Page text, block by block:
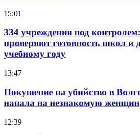
15:01
334 учреждения под
проверяют готовность школ и
учебному году
13:47
Покушение на убийство в
напала на незнакомую
12:39